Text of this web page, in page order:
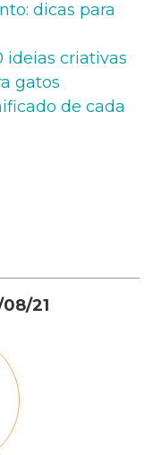
dicas para
ideias criativas
gatos
de cada
08/21